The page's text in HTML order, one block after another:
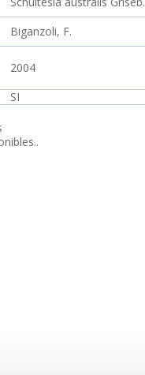
Biganzoli, F.
2004
SI